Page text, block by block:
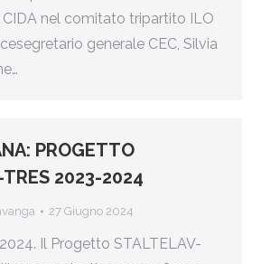
nel comitato tripartito ILO
generale CEC, Silvia
PROGETTO
2023-2024
27 Giugno 2024
Il Progetto STALTELAV-